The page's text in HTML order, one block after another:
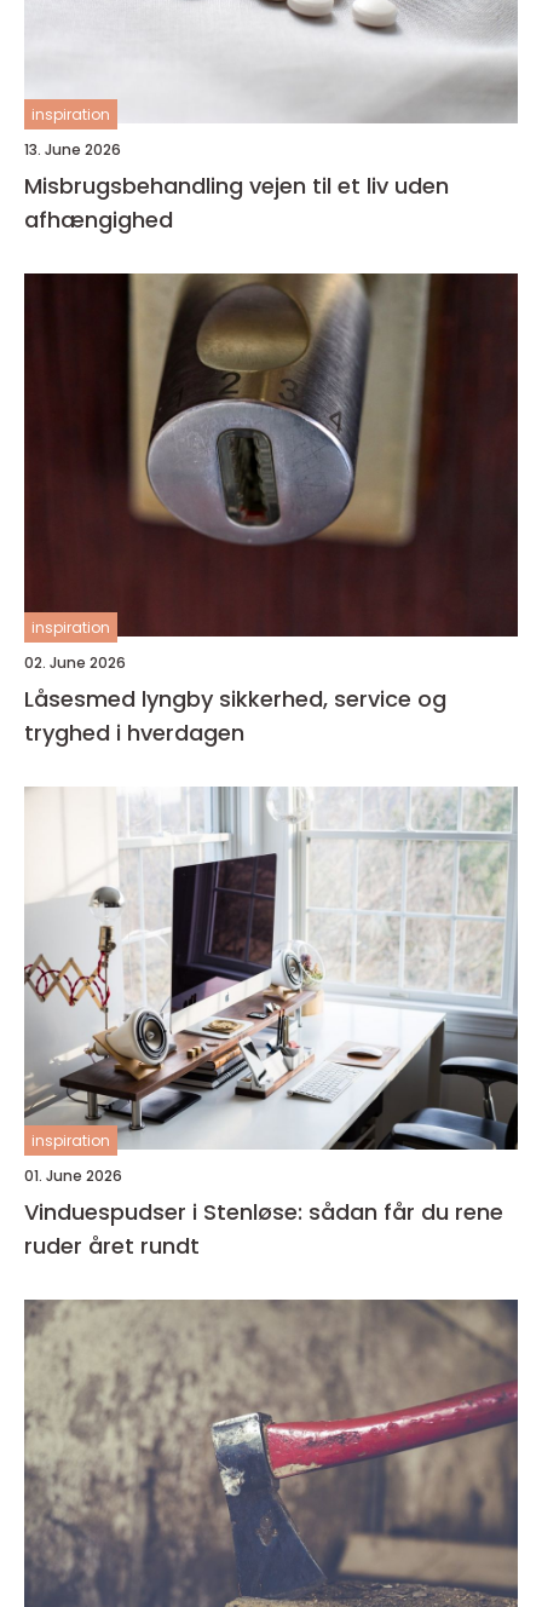
inspiration
13. June 2026
Misbrugsbehandling vejen til et liv uden
afhængighed
inspiration
02. June 2026
Låsesmed lyngby sikkerhed, service og
tryghed i hverdagen
inspiration
01. June 2026
Vinduespudser i Stenløse: sådan får du rene
ruder året rundt